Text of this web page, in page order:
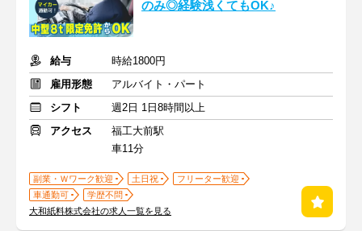
のみ◎経験浅くてもOK♪
給与
時給1800円
雇用形態
アルバイト・パート
シフト
週2日 1日8時間以上
アクセス
福工大前駅
車11分
副業・Ｗワーク歓迎 土日祝
フリーター歓迎
車通勤可
学歴不問
大和紙料株式会社の求人一覧を見る